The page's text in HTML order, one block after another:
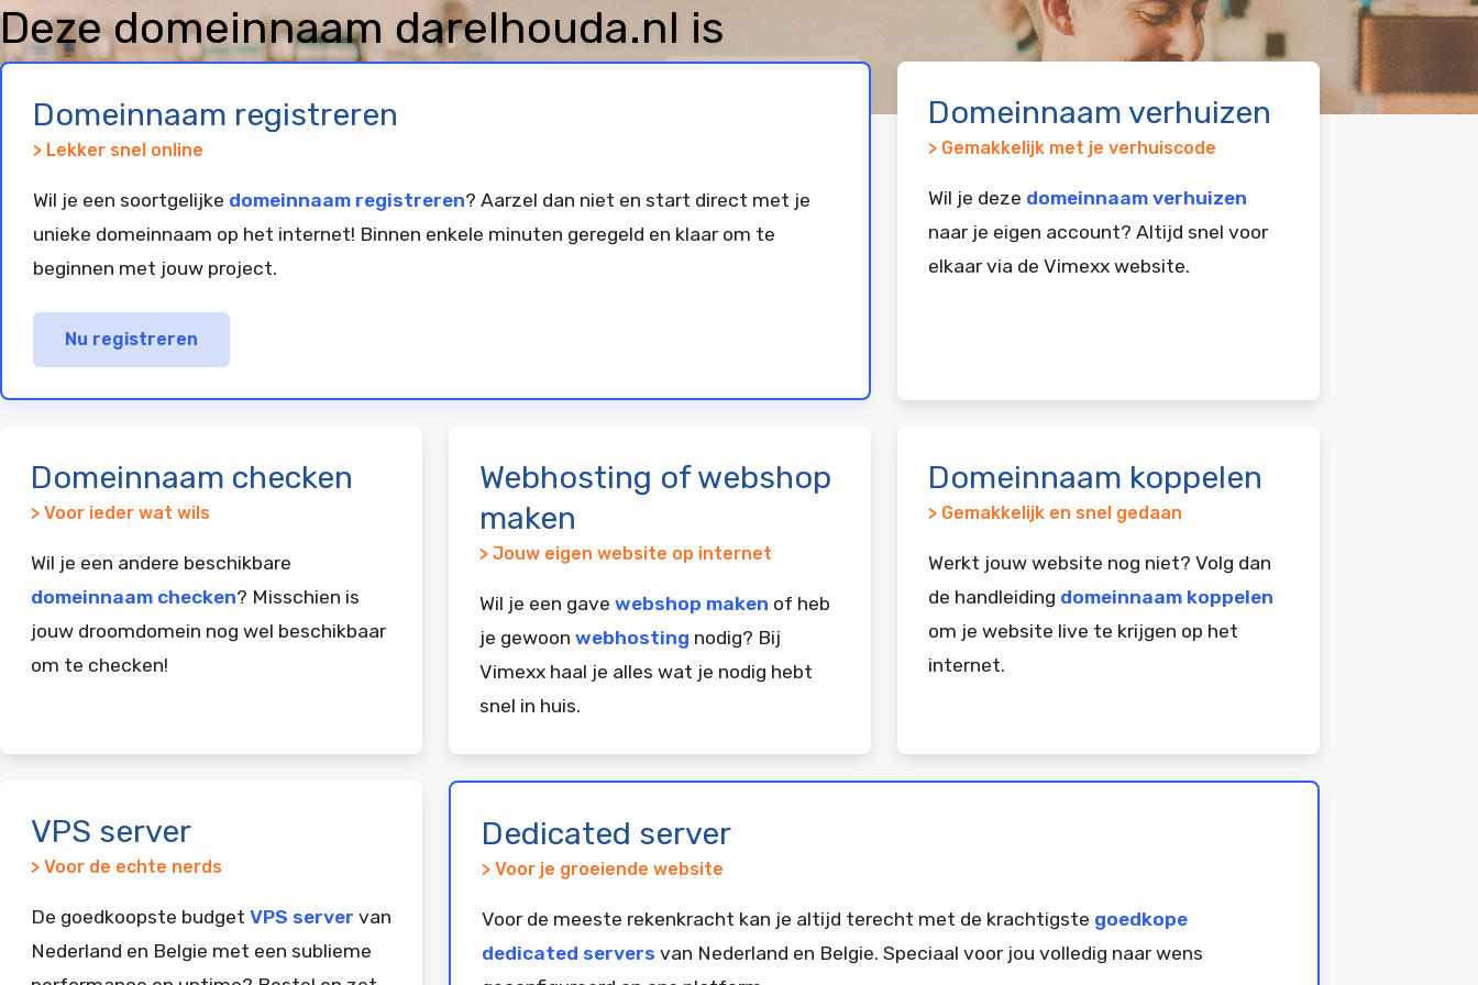
Deze domeinnaam darelhouda.nl is
geregistreerd en geparkeerd bij
Domeinnaam registreren
> Lekker snel online
Wil je een soortgelijke domeinnaam registreren? Aarzel dan niet en start direct met je
unieke domeinnaam op het internet! Binnen enkele minuten geregeld en klaar om te
beginnen met jouw project.
Nu registreren
Domeinnaam verhuizen
> Gemakkelijk met je verhuiscode
Wil je deze domeinnaam verhuizen
naar je eigen account? Altijd snel voor
elkaar via de Vimexx website.
Domeinnaam checken
> Voor ieder wat wils
Wil je een andere beschikbare
domeinnaam checken? Misschien is
jouw droomdomein nog wel beschikbaar
om te checken!
Webhosting of webshop
maken
> Jouw eigen website op internet
Wil je een gave webshop maken of heb
je gewoon webhosting nodig? Bij
Vimexx haal je alles wat je nodig hebt
snel in huis.
Domeinnaam koppelen
> Gemakkelijk en snel gedaan
Werkt jouw website nog niet? Volg dan
de handleiding domeinnaam koppelen
om je website live te krijgen op het
internet.
VPS server
> Voor de echte nerds
De goedkoopste budget VPS server van
Nederland en Belgie met een sublieme
Dedicated server
> Voor je groeiende website
Voor de meeste rekenkracht kan je altijd terecht met de krachtigste goedkope
dedicated servers van Nederland en Belgie. Speciaal voor jou volledig naar wens